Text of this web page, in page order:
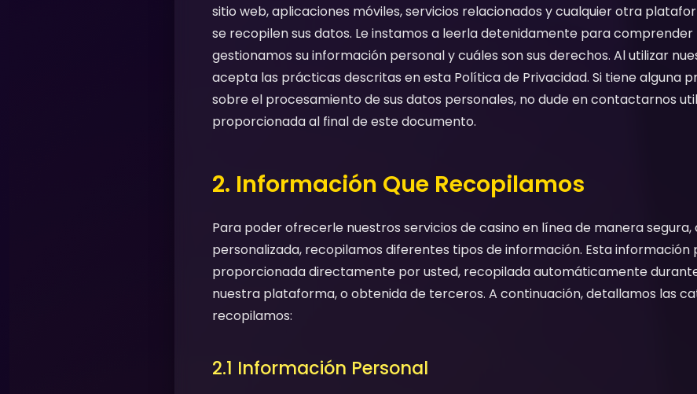
sitio web, aplicaciones móviles, servicios relacionados y cualquier otra
se recopilen sus datos. Le instamos a leerla detenidamente para
gestionamos su información personal y cuáles son sus derechos. Al utilizar
acepta las prácticas descritas en esta Política de Privacidad. Si tiene alguna
sobre el procesamiento de sus datos personales, no dude en contactarnos
proporcionada al final de este documento.
2. Información Que Recopilamos
Para poder ofrecerle nuestros servicios de casino en línea de manera
personalizada, recopilamos diferentes tipos de información. Esta información
proporcionada directamente por usted, recopilada automáticamente
nuestra plataforma, o obtenida de terceros. A continuación, detallamos las
recopilamos:
2.1 Información Personal